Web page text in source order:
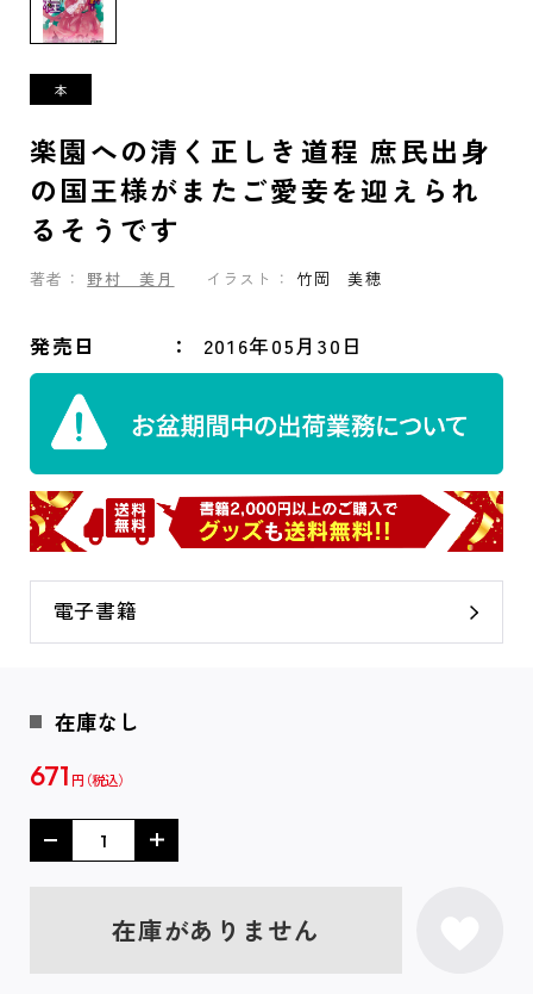
楽園への清く正しき道程 庶民出身
の国王様がまたご愛妾を迎えられ
るそうです
著者： 野村 美月 イラスト： 竹岡 美穂
発売日 2016年05月30日
電子書籍
在庫なし
671 円
在庫がありません